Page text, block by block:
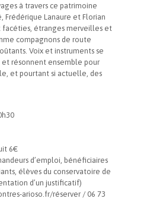
à travers ce patrimoine
Frédérique Lanaure et Florian
étranges merveilles et
compagnons de route
Voix et instruments se
résonnent ensemble pour
et pourtant si actuelle, des
6€
d’emploi, bénéficiaires
élèves du conservatoire de
d’un justificatif)
arioso.fr/réserver / 06 73